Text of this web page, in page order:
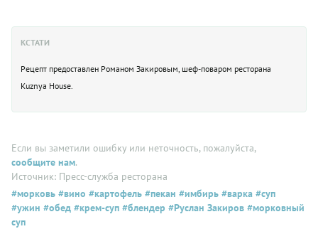
КСТАТИ
Рецепт предоставлен Романом Закировым, шеф-поваром ресторана
Kuznya House.
Если вы заметили ошибку или неточность, пожалуйста,
сообщите нам.
Источник: Пресс-служба ресторана
#морковь #вино #картофель #пекан #имбирь #варка #суп
#ужин #обед #крем-суп #блендер #Руслан Закиров #морковный
суп